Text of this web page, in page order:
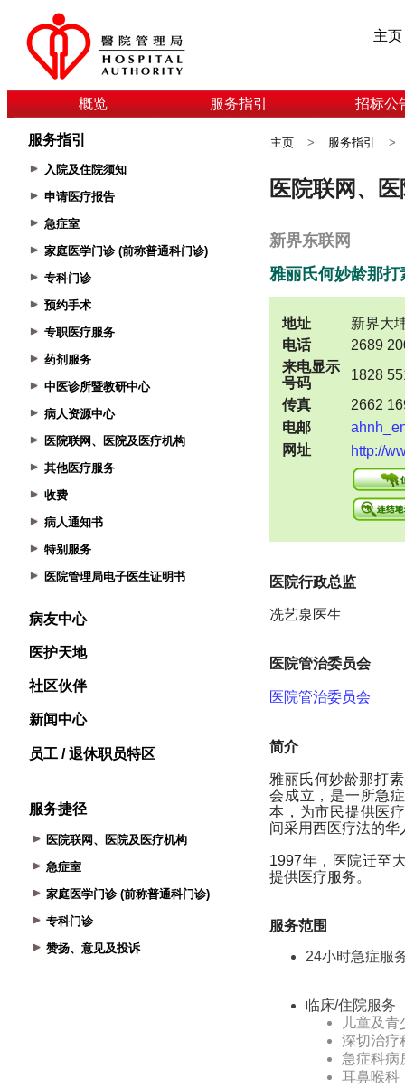
主页
概览 服务指引 招标公
服务指引
入院及住院须知
申请医疗报告
急症室
家庭医学门诊 (前称普通科门诊)
专科门诊
预约手术
专职医疗服务
药剂服务
中医诊所暨教研中心
病人资源中心
医院联网、医院及医疗机构
其他医疗服务
收费
病人通知书
特别服务
医院管理局电子医生证明书
病友中心
医护天地
社区伙伴
新闻中心
员工 / 退休职员特区
服务捷径
医院联网、医院及医疗机构
急症室
家庭医学门诊 (前称普通科门诊)
专科门诊
赞扬、意见及投诉
主页 > 服务指引 >